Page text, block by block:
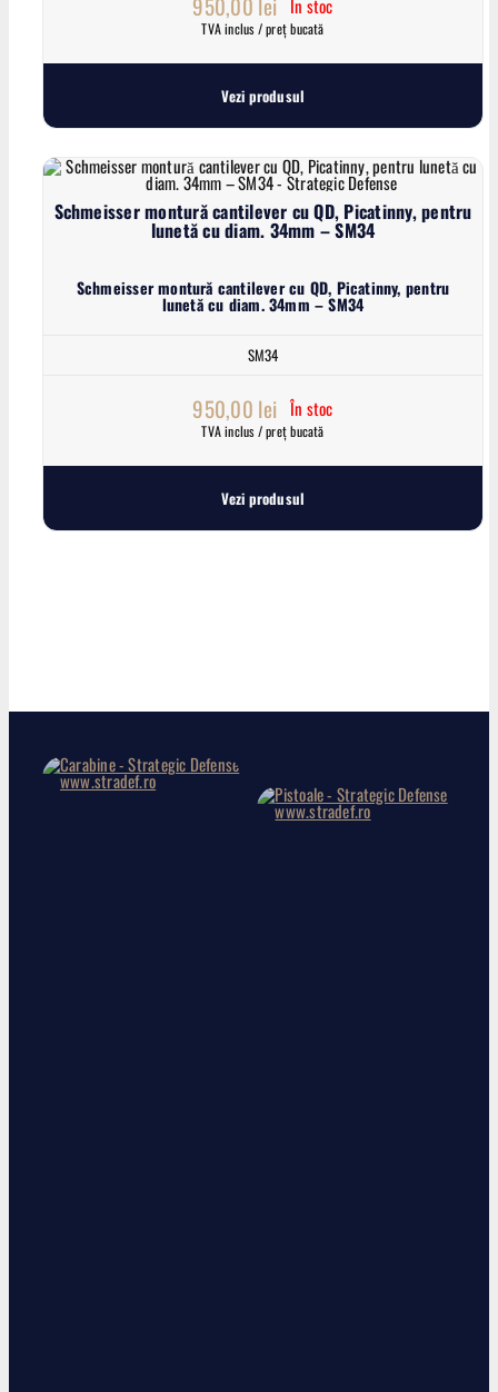
În stoc
TVA inclus / preț bucată
Vezi produsul
Schmeisser montură cantilever cu QD, Picatinny, pentru
lunetă cu diam. 34mm – SM34
Schmeisser montură cantilever cu QD, Picatinny, pentru
lunetă cu diam. 34mm – SM34
SM34
950,00 lei În stoc
TVA inclus / preț bucată
Vezi produsul